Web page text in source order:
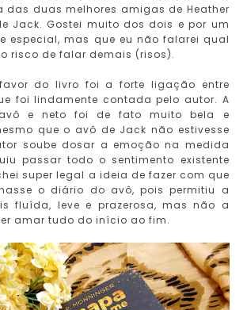
das duas melhores amigas de Heather
Jack. Gostei muito dos dois e por um
especial, mas que eu não falarei qual
risco de falar demais (risos).
do livro foi a forte ligação entre
foi lindamente contada pelo autor. A
e neto foi de fato muito bela e
que o avô de Jack não estivesse
soube dosar a emoção na medida
passar todo o sentimento existente
super legal a ideia de fazer com que
o diário do avô, pois permitiu a
fluída, leve e prazerosa, mas não a
amar tudo do início ao fim.